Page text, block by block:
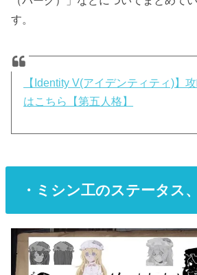
す。
【Identity V(アイデンティティ)】
はこちら【第五人格】
・ミシン工のステータス